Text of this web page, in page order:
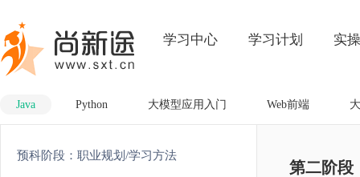
学习中心 学习计划 实操
Java Python 大模型应用入门 Web前端
预科阶段：职业规划/学习方法
第二阶段